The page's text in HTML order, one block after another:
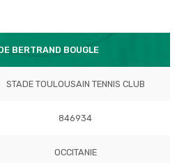
BERTRAND BOUGLE
STADE TOULOUSAIN TENNIS CLUB
846934
OCCITANIE